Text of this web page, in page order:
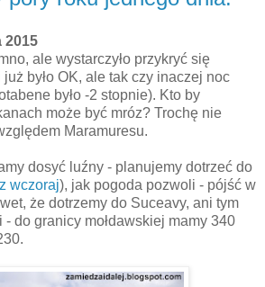
2015
ale wystarczyło przykryć się
było OK, ale tak czy inaczej noc
było -2 stopnie). Kto by
może być mróz? Trochę nie
Maramuresu.
dosyć luźny - planujemy dotrzeć do
wczoraj), jak pogoda pozwoli - pójść w
że dotrzemy do Suceavy, ani tym
- do granicy mołdawskiej mamy 340